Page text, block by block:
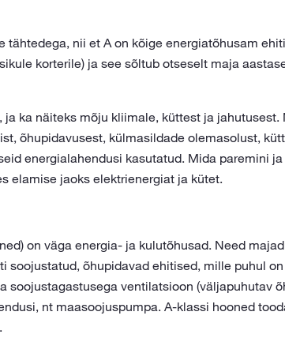
nii et A on kõige energiatõhusam
korterile) ja see sõltub otseselt maja
ka näiteks mõju kliimale, küttest ja
õhupidavusest, külmasildade olemasolust,
energialahendusi kasutatud. Mida paremini
elamise jaoks elektrienergiat ja kütet.
on väga energia- ja kulutõhusad. Need
soojustatud, õhupidavad ehitised, mille puhul
soojustagastusega ventilatsioon (väljapuhutav
nt maasoojuspumpa. A-klassi hooned